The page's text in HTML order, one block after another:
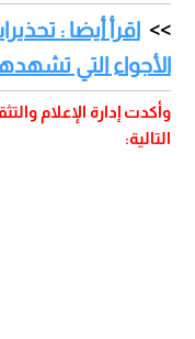
اقرأ أيضا :
الأجواء التي
وأكدت إدارة الإعلام
التالية: